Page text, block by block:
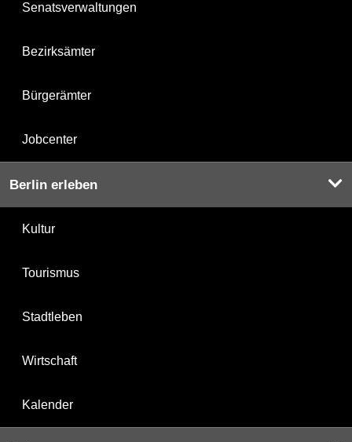
Senatsverwaltungen
Bezirksämter
Bürgerämter
Jobcenter
Berlin erleben
Kultur
Tourismus
Stadtleben
Wirtschaft
Kalender